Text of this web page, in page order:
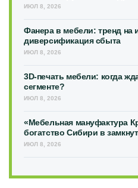
ИЮЛ 8, 2026
Фанера в мебели: тренд на
диверсификация сбыта
ИЮЛ 8, 2026
3D-печать мебели: когда
сегменте?
ИЮЛ 8, 2026
«Мебельная мануфактура
богатство Сибири в
ИЮЛ 8, 2026